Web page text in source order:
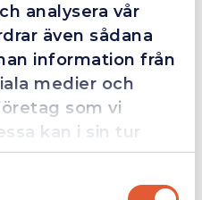
analysera vår
även sådana
information från
medier och
som vi
kan i sin tur
med annan
har tillhandahållit
av serviceminded.
det blev lite strul med,
och löste det långt över
Alexander, som förtjänar